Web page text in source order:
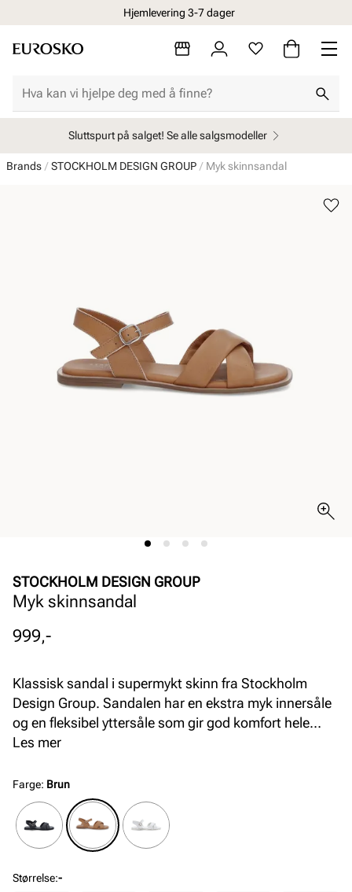
Hjemlevering 3-7 dager
Sluttspurt på salget! Se alle salgsmodeller
Brands STOCKHOLM DESIGN GROUP Myk skinnsandal
STOCKHOLM DESIGN GROUP
Myk skinnsandal
Pris
999,-
Klassisk sandal i supermykt skinn fra Stockholm
Design Group. Sandalen har en ekstra myk innersåle
og en fleksibel yttersåle som gir god komfort hele
dagen. Modellen har også en justerbar rem rundt
Les mer
Farge: Brun
Størrelse:-